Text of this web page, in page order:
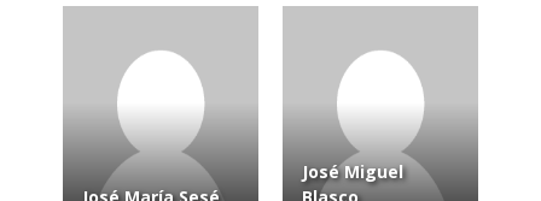
José Miguel